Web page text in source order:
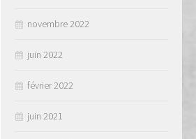
novembre 2022
juin 2022
février 2022
juin 2021